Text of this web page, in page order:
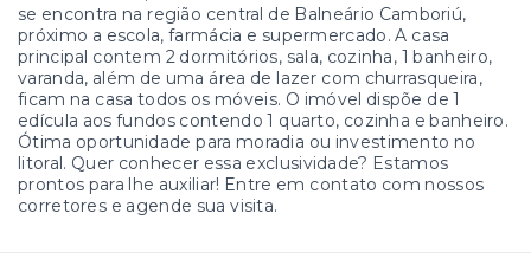
se encontra na região central de Balneário Camboriú,
próximo a escola, farmácia e supermercado. A casa
principal contem 2 dormitórios, sala, cozinha, 1 banheiro,
varanda, além de uma área de lazer com churrasqueira,
ficam na casa todos os móveis. O imóvel dispõe de 1
edícula aos fundos contendo 1 quarto, cozinha e banheiro.
Ótima oportunidade para moradia ou investimento no
litoral. Quer conhecer essa exclusividade? Estamos
prontos para lhe auxiliar! Entre em contato com nossos
corretores e agende sua visita.